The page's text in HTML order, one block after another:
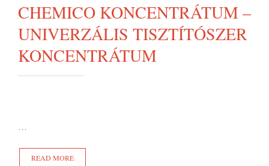
CHEMICO KONCENTRÁTUM –
UNIVERZÁLIS TISZTÍTÓSZER
KONCENTRÁTUM
…
READ MORE